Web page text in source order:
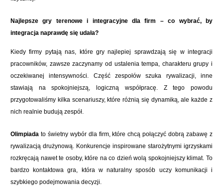
Najlepsze gry terenowe i integracyjne dla firm – co wybrać, by
integracja naprawdę się udała?
Kiedy firmy pytają nas, które gry najlepiej sprawdzają się w integracji
pracowników, zawsze zaczynamy od ustalenia tempa, charakteru grupy i
oczekiwanej intensywności. Część zespołów szuka rywalizacji, inne
stawiają na spokojniejszą, logiczną współpracę. Z tego powodu
przygotowaliśmy kilka scenariuszy, które różnią się dynamiką, ale każde z
nich realnie budują zespół.
Olimpiada to świetny wybór dla firm, które chcą połączyć dobrą zabawę z
rywalizacją drużynową. Konkurencje inspirowane starożytnymi igrzyskami
rozkręcają nawet te osoby, które na co dzień wolą spokojniejszy klimat. To
bardzo kontaktowa gra, która w naturalny sposób uczy komunikacji i
szybkiego podejmowania decyzji.